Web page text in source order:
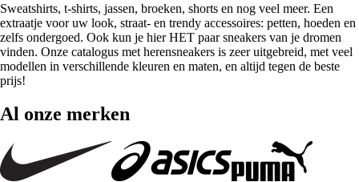
Sweatshirts, t-shirts, jassen, broeken, shorts en nog veel meer. Een
extraatje voor uw look, straat- en trendy accessoires: petten, hoeden en
zelfs ondergoed. Ook kun je hier HET paar sneakers van je dromen
vinden. Onze catalogus met herensneakers is zeer uitgebreid, met veel
modellen in verschillende kleuren en maten, en altijd tegen de beste
prijs!
Al onze merken